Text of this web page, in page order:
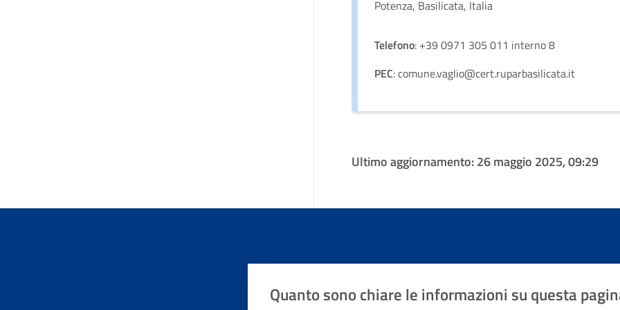
Potenza, Basilicata, Italia
Telefono: +39 0971 305 011 interno 8
PEC: comune.vaglio@cert.ruparbasilicata.it
Ultimo aggiornamento:26 maggio 2025, 09:29
Quanto sono chiare le informazioni su questa